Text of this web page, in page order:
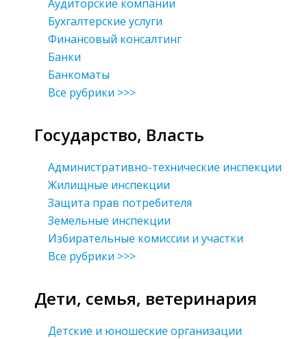
Аудиторские компании
Бухгалтерские услуги
Финансовый консалтинг
Банки
Банкоматы
Все рубрики >>>
Государство, Власть
Административно-технические инспекции
Жилищные инспекции
Защита прав потребителя
Земельные инспекции
Избирательные комиссии и участки
Все рубрики >>>
Дети, семья, ветеринария
Детские и юношеские организации